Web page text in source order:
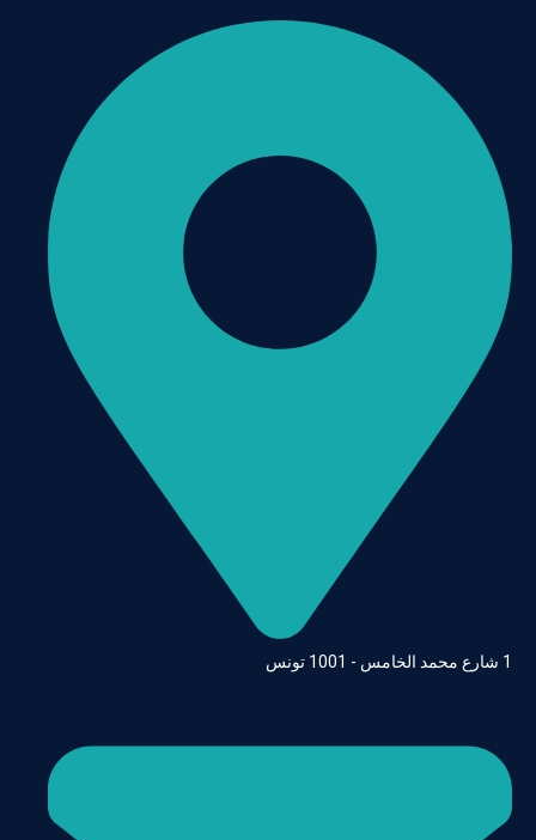
1 شارع محمد الخامس - 1001 تونس